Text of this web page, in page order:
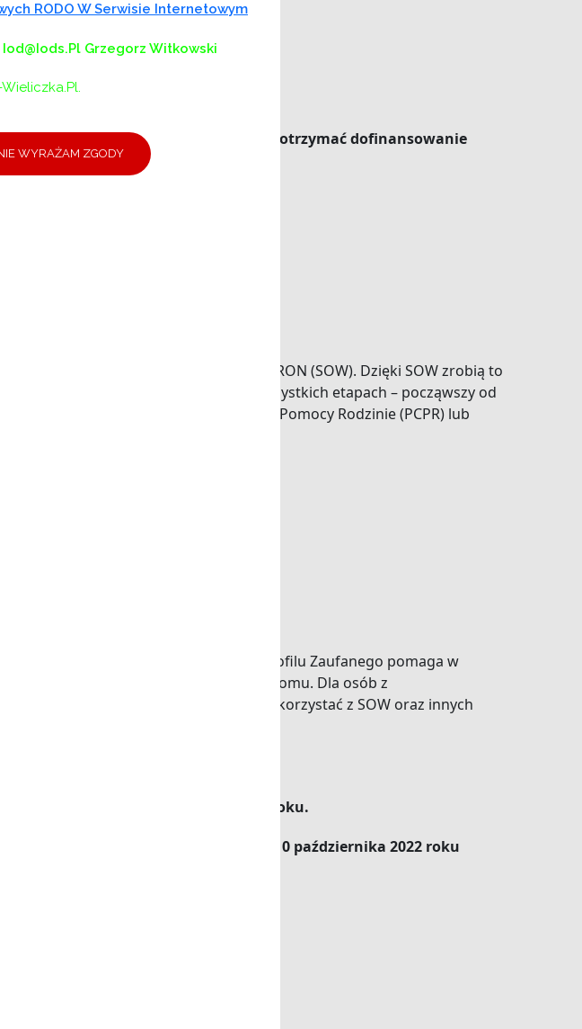
RODO W Serwisie Internetowym
Iod@iods.pl Grzegorz Witkowski
z niepełnosprawnościami mogą otrzymać dofinansowanie
napędzie elektrycznym,
lub przedszkolu,
protezy.
finansowanego ze środków PFRON (SOW). Dzięki SOW zrobią to
na załatwienie sprawy online na wszystkich etapach – począwszy od
zostaną w
Powiatowym Centrum Pomocy Rodzinie (PCPR) lub
o z trudnościami w poruszaniu się,
na platformie ePUAP. Posiadanie Profilu Zaufanego pomaga w
publicznych bez wychodzenia z domu. Dla osób z
Profil Zaufany mogą Państwo korzystać z SOW oraz innych
samorząd” mija 31 sierpnia 2022 roku.
akademickiego 2022/2023-
termin do 10 października 2022 roku